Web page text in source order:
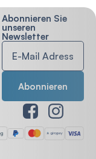
Abonnieren Sie
unseren
Newsletter